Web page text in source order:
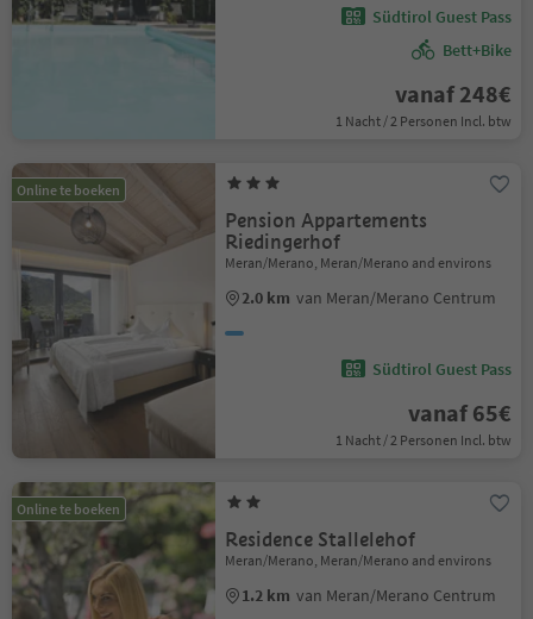
Südtirol Guest Pass
Bett+Bike
vanaf 248€
1 Nacht / 2 Personen Incl. btw
Online te boeken
Pension Appartements
Riedingerhof
Meran/Merano, Meran/Merano and environs
2.0 km van Meran/Merano Centrum
Südtirol Guest Pass
vanaf 65€
1 Nacht / 2 Personen Incl. btw
Online te boeken
Residence Stallelehof
Meran/Merano, Meran/Merano and environs
1.2 km van Meran/Merano Centrum